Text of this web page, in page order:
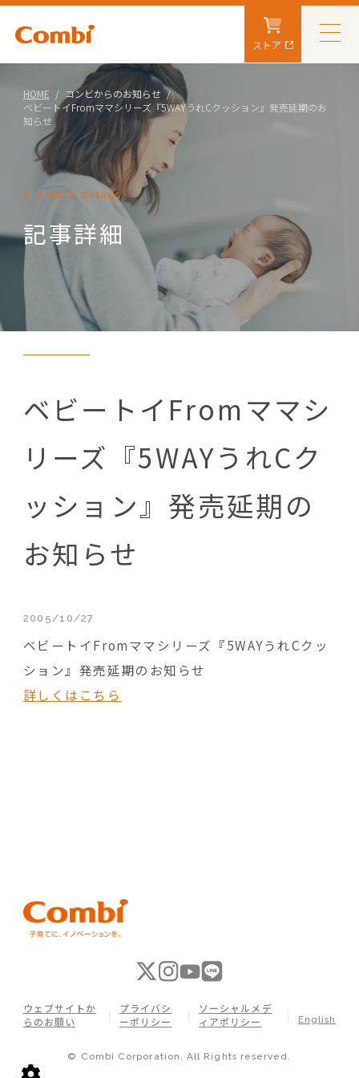
ストア
HOME
コンビからのお知らせ
ベビートイFromママシリーズ『5WAYうれCクッション』発売延期のお
知らせ
Article details
記事詳細
ベビートイFromママシ
リーズ『5WAYうれCク
ッション』発売延期の
お知らせ
2005/10/27
ベビートイFromママシリーズ『5WAYうれCクッ
ション』発売延期のお知らせ
詳しくはこちら
© Combi Corporation. All Rights reserved.
ウェブサイトか
らのお願い
プライバシ
ーポリシー
ソーシャルメデ
ィアポリシー
English